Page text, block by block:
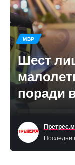
МВР
Шест
поради
Последни